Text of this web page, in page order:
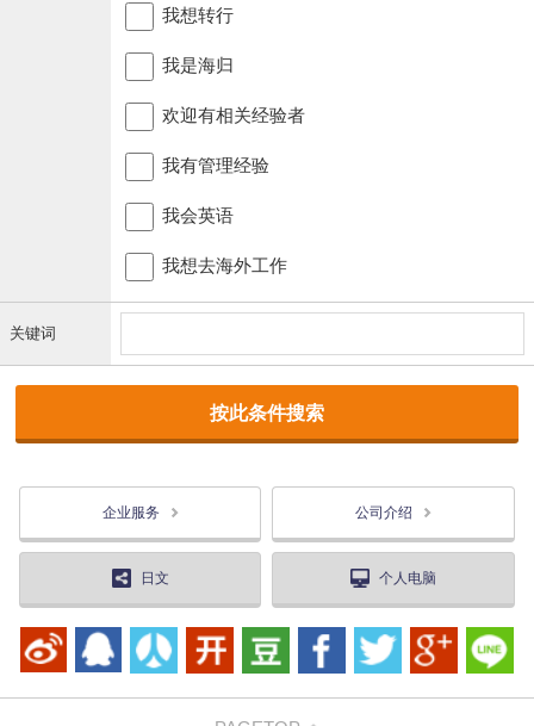
我想转行
我是海归
欢迎有相关经验者
我有管理经验
我会英语
我想去海外工作
关键词
企业服务 公司介绍
日文 个人电脑